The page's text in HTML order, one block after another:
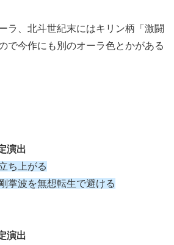
ラ、北斗世紀末にはキリン柄「激闘
で今作にも別のオーラ色とかがある
演出
ち上がる
掌波を無想転生で避ける
演出